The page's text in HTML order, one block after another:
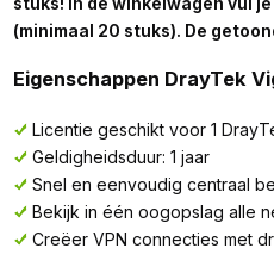
(minimaal 20 stuks). De
Eigenschappen DrayTek
Licentie geschikt voor 1
Geldigheidsduur: 1 jaar
Snel en eenvoudig centraal
Bekijk in één oogopslag alle
Creëer VPN connecties met